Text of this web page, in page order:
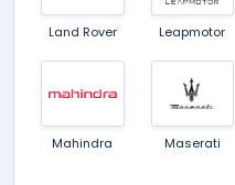
Land Rover Leapmotor
Mahindra Maserati